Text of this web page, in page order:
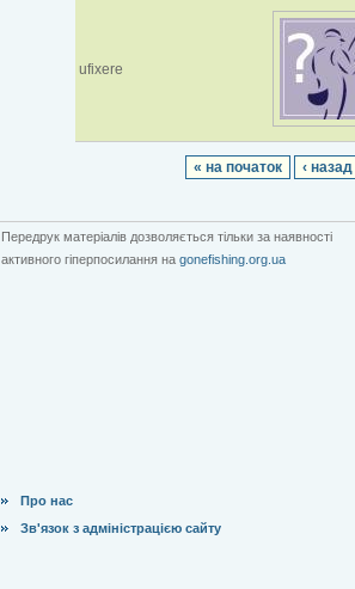
ufixere
« на початок ‹ назад
Передрук матеріалів дозволяється тільки за наявності
активного гіперпосилання на gonefishing.org.ua
Про нас
Зв'язок з адміністрацією сайту